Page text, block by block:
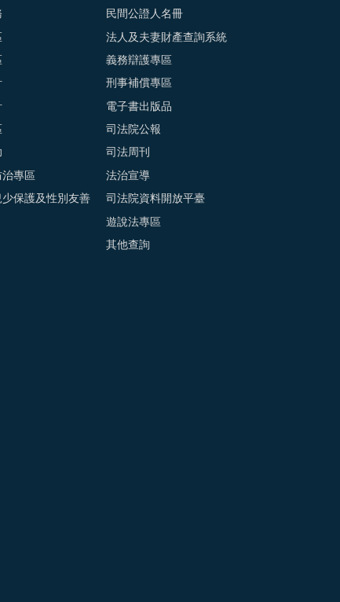
專區
少保護及性別友善
民間公證人名冊
法人及夫妻財產查詢系統
義務辯護專區
刑事補償專區
電子書出版品
司法院公報
司法周刊
法治宣導
司法院資料開放平臺
遊說法專區
其他查詢